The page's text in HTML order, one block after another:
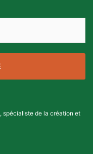
, spécialiste de la création et